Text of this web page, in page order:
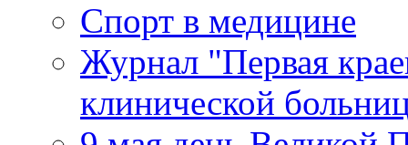
Спорт в медицине
Журнал "Первая
клинической